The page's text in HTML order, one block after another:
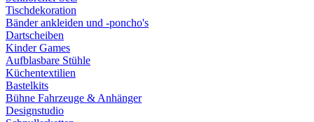
Tischdekoration
Bänder ankleiden und -poncho's
Dartscheiben
Kinder Games
Aufblasbare Stühle
Küchentextilien
Bastelkits
Bühne Fahrzeuge & Anhänger
Designstudio